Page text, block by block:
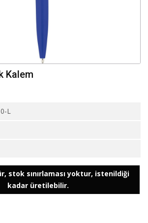
Kalem
L
stok sınırlaması yoktur, istenildiği
kadar üretilebilir.